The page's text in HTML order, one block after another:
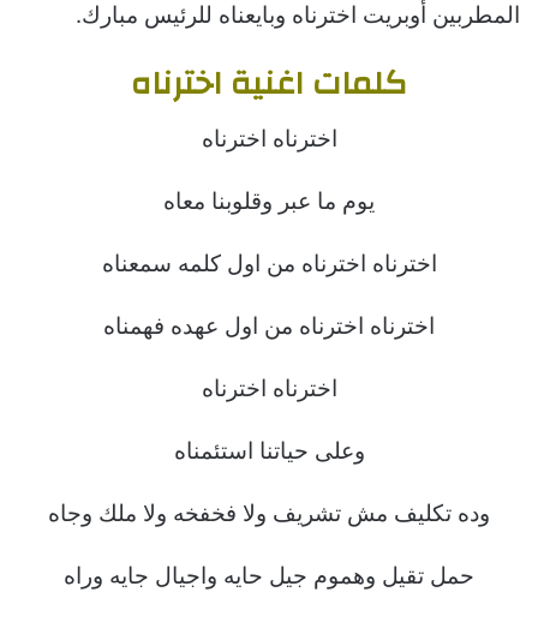
المطربين أوبريت اخترناه وبايعناه للرئيس مبارك.
كلمات اغنية اخترناه
اخترناه اخترناه
يوم ما عبر وقلوبنا معاه
اخترناه اخترناه من اول كلمه سمعناه
اخترناه اخترناه من اول عهده فهمناه
اخترناه اخترناه
وعلى حياتنا استئمناه
وده تكليف مش تشريف ولا فخفخه ولا ملك وجاه
حمل تقيل وهموم جيل حايه واجيال جايه وراه